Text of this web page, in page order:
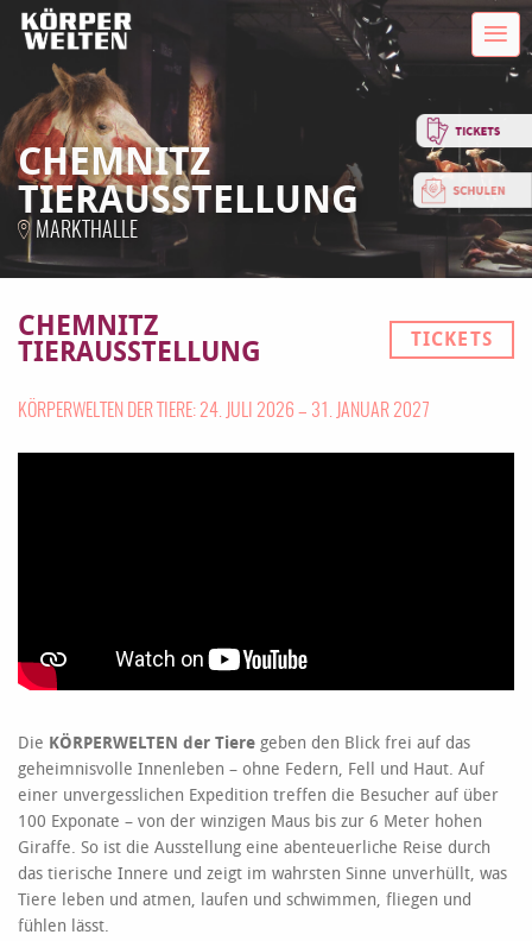
CHEMNITZ
TIERAUSSTELLUNG
MARKTHALLE
CHEMNITZ
TIERAUSSTELLUNG
TICKETS
KÖRPERWELTEN DER TIERE: 24. JULI 2026 – 31. JANUAR 2027
Die KÖRPERWELTEN der Tiere geben den Blick frei auf das
geheimnisvolle Innenleben – ohne Federn, Fell und Haut. Auf
einer unvergesslichen Expedition treffen die Besucher auf über
100 Exponate – von der winzigen Maus bis zur 6 Meter hohen
Giraffe. So ist die Ausstellung eine abenteuerliche Reise durch
das tierische Innere und zeigt im wahrsten Sinne unverhüllt, was
Tiere leben und atmen, laufen und schwimmen, fliegen und
fühlen lässt.